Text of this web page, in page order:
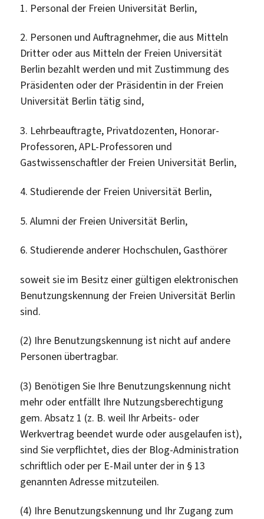
1. Personal der Freien Universität Berlin,
2. Personen und Auftragnehmer, die aus Mitteln
Dritter oder aus Mitteln der Freien Universität
Berlin bezahlt werden und mit Zustimmung des
Präsidenten oder der Präsidentin in der Freien
Universität Berlin tätig sind,
3. Lehrbeauftragte, Privatdozenten, Honorar-
Professoren, APL-Professoren und
Gastwissenschaftler der Freien Universität Berlin,
4. Studierende der Freien Universität Berlin,
5. Alumni der Freien Universität Berlin,
6. Studierende anderer Hochschulen, Gasthörer
soweit sie im Besitz einer gültigen elektronischen
Benutzungskennung der Freien Universität Berlin
sind.
(2) Ihre Benutzungskennung ist nicht auf andere
Personen übertragbar.
(3) Benötigen Sie Ihre Benutzungskennung nicht
mehr oder entfällt Ihre Nutzungsberechtigung
gem. Absatz 1 (z. B. weil Ihr Arbeits- oder
Werkvertrag beendet wurde oder ausgelaufen ist),
sind Sie verpflichtet, dies der Blog-Administration
schriftlich oder per E-Mail unter der in § 13
genannten Adresse mitzuteilen.
(4) Ihre Benutzungskennung und Ihr Zugang zum